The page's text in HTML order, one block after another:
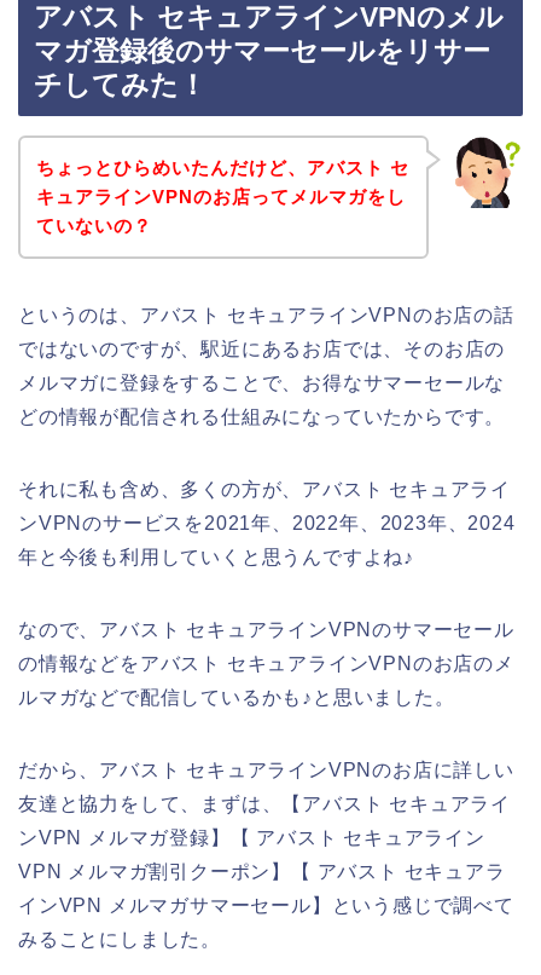
アバスト セキュアラインVPNのメル
マガ登録後のサマーセールをリサー
チしてみた！
ちょっとひらめいたんだけど、アバスト セ
キュアラインVPNのお店ってメルマガをし
ていないの？
というのは、アバスト セキュアラインVPNのお店の話
ではないのですが、駅近にあるお店では、そのお店の
メルマガに登録をすることで、お得なサマーセールな
どの情報が配信される仕組みになっていたからです。
それに私も含め、多くの方が、アバスト セキュアライ
ンVPNのサービスを2021年、2022年、2023年、2024
年と今後も利用していくと思うんですよね♪
なので、アバスト セキュアラインVPNのサマーセール
の情報などをアバスト セキュアラインVPNのお店のメ
ルマガなどで配信しているかも♪と思いました。
だから、アバスト セキュアラインVPNのお店に詳しい
友達と協力をして、まずは、【アバスト セキュアライ
ンVPN メルマガ登録】【 アバスト セキュアライン
VPN メルマガ割引クーポン】【 アバスト セキュアラ
インVPN メルマガサマーセール】という感じで調べて
みることにしました。